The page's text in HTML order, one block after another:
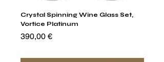
Crystal Spinning Wine Glass Set,
Vortice Platinum
Prezzo
390,00 €